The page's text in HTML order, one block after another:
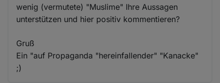
wenig (vermutete) "Muslime" Ihre Aussagen
unterstützen und hier positiv kommentieren?
Gruß
Ein "auf Propaganda "hereinfallender" "Kanacke"
;)